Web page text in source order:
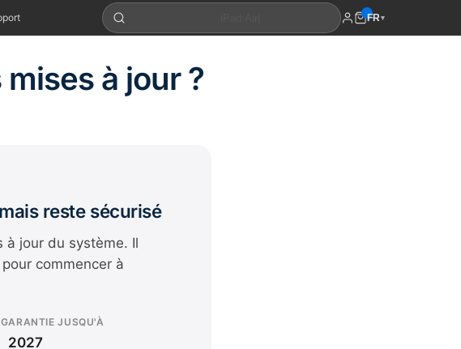
FR▾
à jour ?
reste sécurisé
à jour du système. Il
commencer à
JUSQU'À
2027